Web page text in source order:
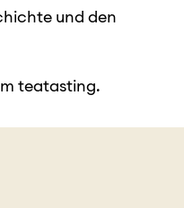
und den
teatasting.